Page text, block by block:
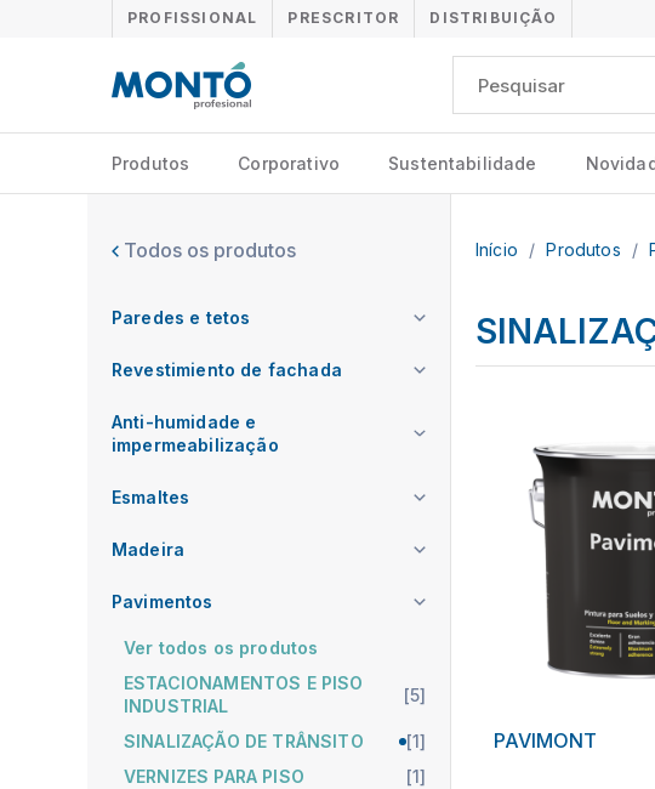
PROFISSIONAL PRESCRITOR DISTRIBUIÇÃO
Produtos Corporativo Sustentabilidade
Todos os produtos
Paredes e tetos
Revestimiento de fachada
Anti-humidade e
impermeabilização
Esmaltes
Madeira
Pavimentos
Ver todos os produtos
ESTACIONAMENTOS E PISO
INDUSTRIAL
[5]
SINALIZAÇÃO DE TRÂNSITO
[1]
VERNIZES PARA PISO
[1]
Início / Produtos /
PAVIMONT